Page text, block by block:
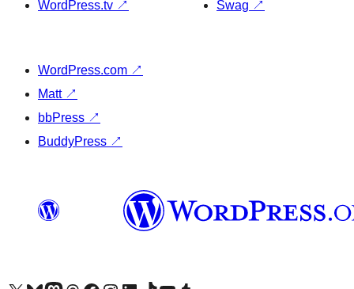
WordPress.tv ↗
Swag ↗
WordPress.com ↗
Matt ↗
bbPress ↗
BuddyPress ↗